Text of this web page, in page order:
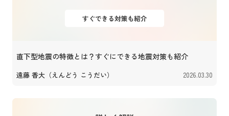
直下型地震の特徴とは？すぐにできる地震対策も紹介
遠藤 香大（えんどう こうだい） 2026.03.30